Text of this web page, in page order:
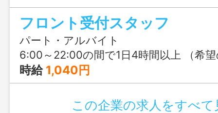
のお客様が訪れており、明るくにぎやか
働けます◎即日勤務も可能なので、「す
う方にもピッタリです！
フロント受付スタッフ
パート・アルバイト
6:00～22:00の間で1日4時間以上 （希望の時間帯で相談OK／例：
時給 1,040円
この企業の求人をすべて